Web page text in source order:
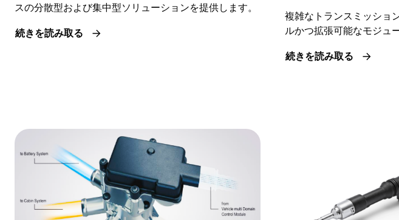
スの分散型および集中型ソリューションを提供します。
続きを読み取る
複雑なトランスミッショ
ルかつ拡張可能なモジュ
続きを読み取る